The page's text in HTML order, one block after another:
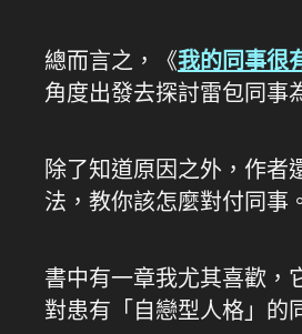
總而言之，《我的同事很
角度出發去探討雷包同事
除了知道原因之外，作者
法，教你該怎麼對付同事。
書中有一章我尤其喜歡，
對患有「自戀型人格」的